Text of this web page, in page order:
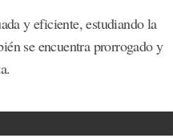
y eficiente, estudiando la
se encuentra prorrogado y